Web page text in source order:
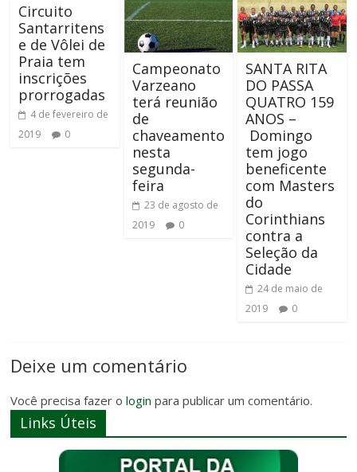
Circuito
Santarritens
e de Vôlei de
Praia tem
inscrições
prorrogadas
4 de fevereiro de
2019
0
Campeonato
Varzeano
terá reunião
de
chaveamento
nesta
segunda-
feira
23 de agosto de
2019
0
SANTA RITA
DO PASSA
QUATRO 159
ANOS –
Domingo
tem jogo
beneficente
com Masters
do
Corinthians
contra a
Seleção da
Cidade
24 de maio de
2019
0
Deixe um comentário
Você precisa fazer ologin para publicar um comentário.
Links Úteis